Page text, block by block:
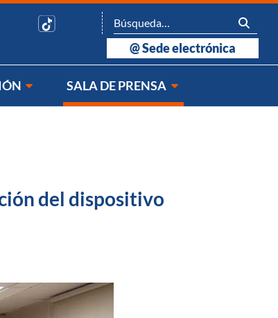
@Sede electrónica
SALA DE PRENSA
del dispositivo